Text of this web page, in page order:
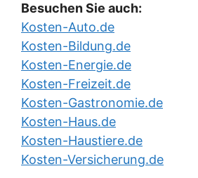
Besuchen Sie auch:
Kosten-Auto.de
Kosten-Bildung.de
Kosten-Energie.de
Kosten-Freizeit.de
Kosten-Gastronomie.de
Kosten-Haus.de
Kosten-Haustiere.de
Kosten-Versicherung.de